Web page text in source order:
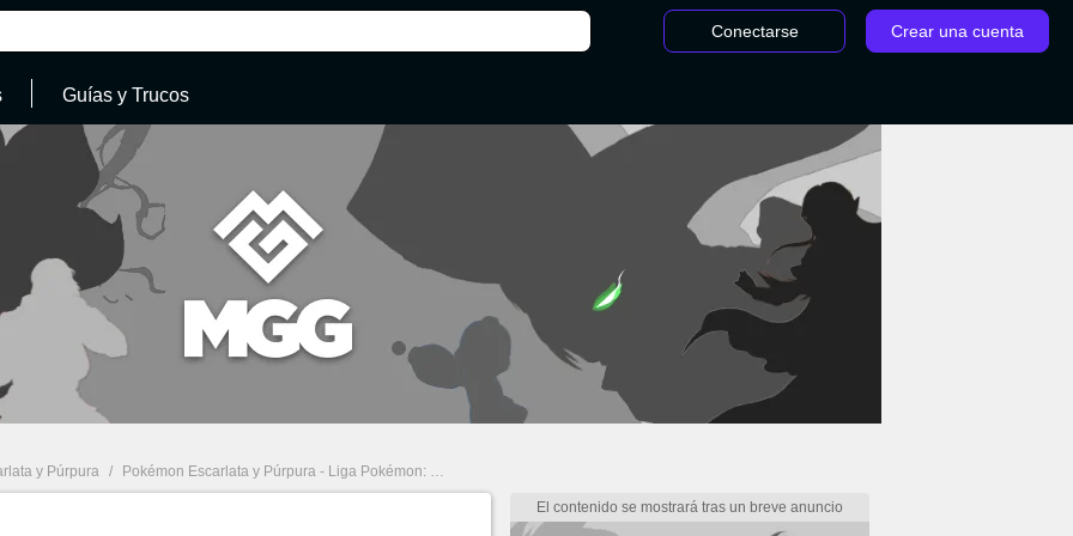
Conectarse Crear una cuenta
Guías y Trucos
y Púrpura / Pokémon Escarlata y Púrpura - Liga Pokémon: Las respuestas correctas a la entrevista de Cayena